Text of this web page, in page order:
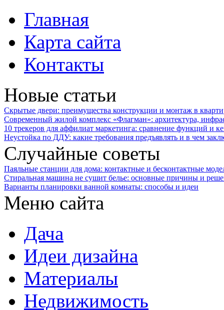
Главная
Карта сайта
Контакты
Новые статьи
Скрытые двери: преимущества конструкции и монтаж в
Современный жилой комплекс «Флагман»: архитектура,
10 трекеров для аффилиат маркетинга: сравнение функций и
Неустойка по ДДУ: какие требования предъявлять и в чем
Случайные советы
Паяльные станции для дома: контактные и бесконтактные
Стиральная машина не сушит белье: основные причины и
Варианты планировки ванной комнаты: способы и идеи
Меню сайта
Дача
Идеи дизайна
Материалы
Недвижимость